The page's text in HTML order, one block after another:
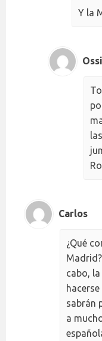
Y la
Carlos
¿Qué
cabo,
sabrán
a